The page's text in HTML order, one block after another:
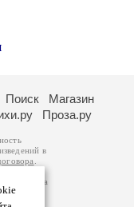
Поиск
Магазин
Проза.ру
в
авторам
возможна
за